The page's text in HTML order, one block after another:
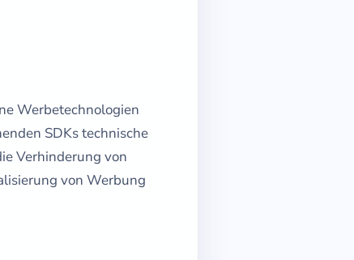
Werbetechnologien
SDKs technische
Verhinderung von
von Werbung